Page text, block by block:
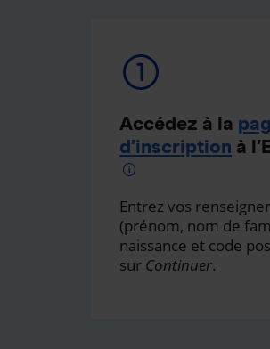
Accédez à la
d’inscription à
Entrez vos
(prénom, nom de
naissance et code
sur Continuer.